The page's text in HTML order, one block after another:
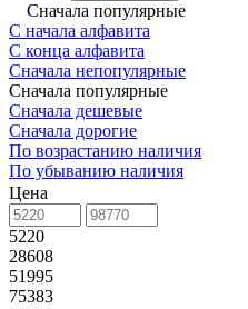
Сначала популярные
С начала алфавита
С конца алфавита
Сначала непопулярные
Сначала популярные
Сначала дешевые
Сначала дорогие
По возрастанию наличия
По убыванию наличия
Цена
5220
28608
51995
75383